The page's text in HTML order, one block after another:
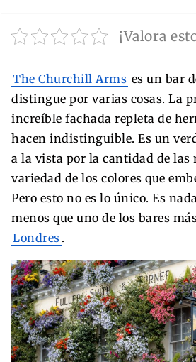
¡Valora
The Churchill Arms es un bar
distingue por varias cosas. La
increíble fachada repleta de
hacen indistinguible. Es un
a la vista por la cantidad de las
variedad de los colores que
Pero esto no es lo único. Es
menos que uno de los bares
Londres .